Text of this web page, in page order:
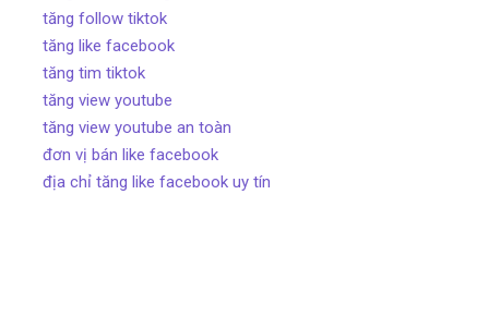
tăng follow tiktok
tăng like facebook
tăng tim tiktok
tăng view youtube
tăng view youtube an toàn
đơn vị bán like facebook
địa chỉ tăng like facebook uy tín